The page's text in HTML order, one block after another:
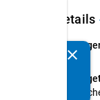
Details
47
clear